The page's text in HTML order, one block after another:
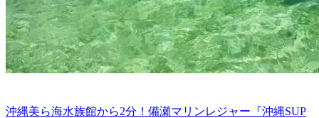
沖縄美ら海水族館から2分！備瀬マリンレジャー『沖縄SUP